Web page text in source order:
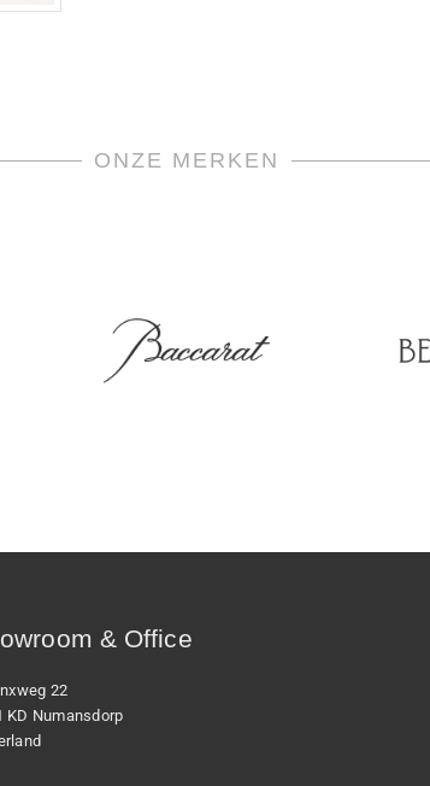
ONZE MERKEN
& Office
22
KD Numansdorp